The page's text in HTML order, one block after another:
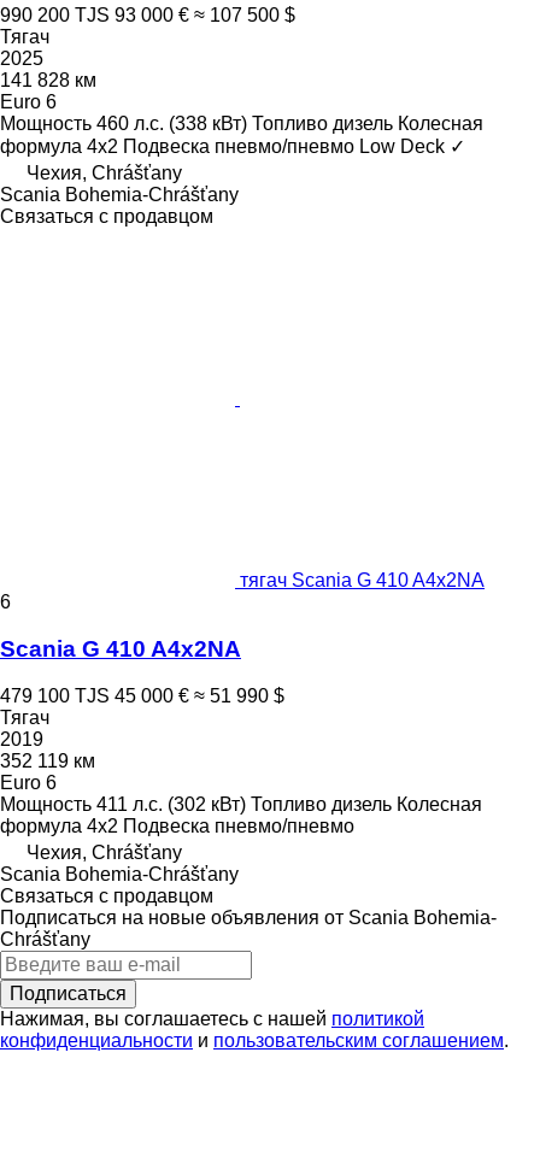
990 200 TJS 93 000 € ≈ 107 500 $
Тягач
2025
141 828 км
Euro 6
Мощность 460 л.с. (338 кВт) Топливо дизель Колесная
формула 4x2 Подвеска пневмо/пневмо Low Deck ✓
Чехия, Chrášťany
Scania Bohemia-Chrášťany
Связаться с продавцом
тягач Scania G 410 A4x2NA
6
Scania G 410 A4x2NA
479 100 TJS 45 000 € ≈ 51 990 $
Тягач
2019
352 119 км
Euro 6
Мощность 411 л.с. (302 кВт) Топливо дизель Колесная
формула 4x2 Подвеска пневмо/пневмо
Чехия, Chrášťany
Scania Bohemia-Chrášťany
Связаться с продавцом
Подписаться на новые объявления от Scania Bohemia-
Chrášťany
Подписаться
Нажимая, вы соглашаетесь с нашей политикой
конфиденциальности и пользовательским соглашением.